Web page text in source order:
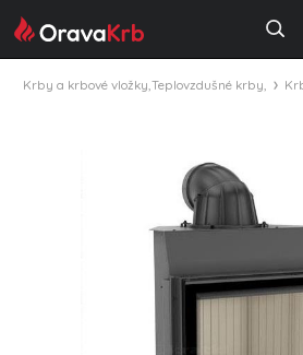
Krby a krbové vložky,Teplovzdušné krby,